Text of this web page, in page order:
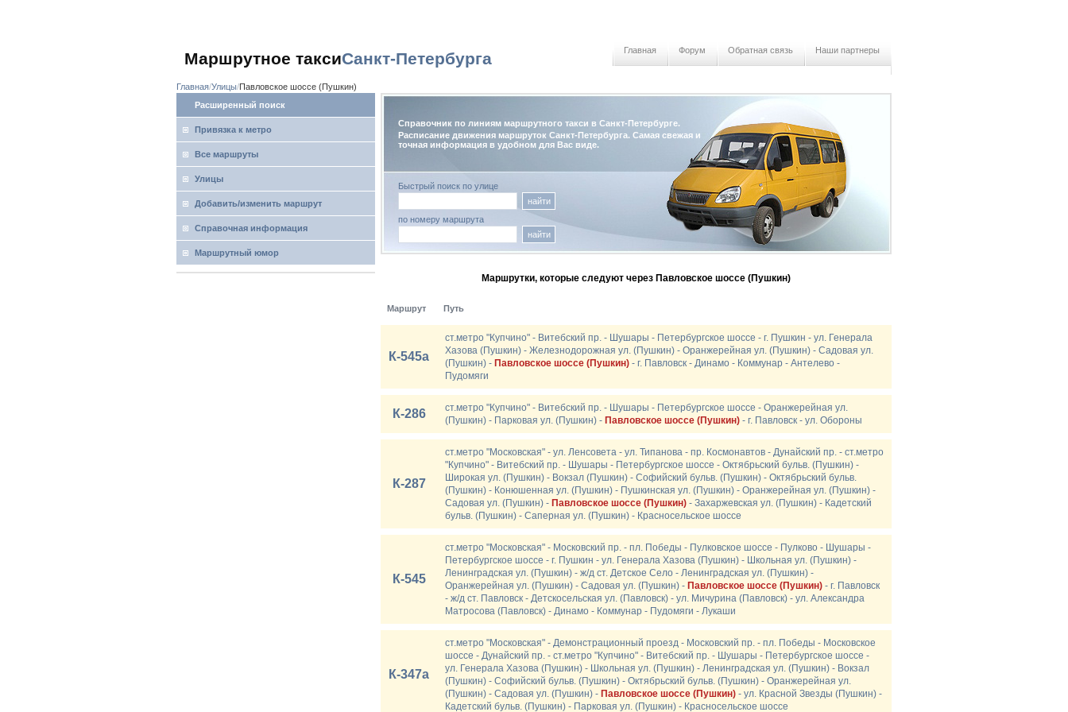
Маршрутное таксиСанкт-Петербурга Главная Форум Обратная связь Наши партнеры
Главная Улицы Павловское шоссе (Пушкин)
Расширенный поиск
Привязка к метро
Все маршруты
Улицы
Добавить/изменить маршрут
Справочная информация
Маршрутный юмор
Справочник по линиям маршрутного такси в Санкт-Петербурге.
Расписание движения маршруток Санкт-Петербурга. Самая свежая и
точная информация в удобном для Вас виде.
Быстрый поиск по улице
найти
по номеру маршрута
найти
Маршрутки, которые следуют через Павловское шоссе (Пушкин)
Маршрут Путь
К-545а
ст.метро "Купчино" - Витебский пр. - Шушары - Петербургское шоссе - г. Пушкин - ул. Генерала
Хазова (Пушкин) - Железнодорожная ул. (Пушкин) - Оранжерейная ул. (Пушкин) - Садовая ул.
(Пушкин) - Павловское шоссе (Пушкин) - г. Павловск - Динамо - Коммунар - Антелево -
Пудомяги
К-286
ст.метро "Купчино" - Витебский пр. - Шушары - Петербургское шоссе - Оранжерейная ул.
(Пушкин) - Парковая ул. (Пушкин) - Павловское шоссе (Пушкин) - г. Павловск - ул. Обороны
К-287
ст.метро "Московская" - ул. Ленсовета - ул. Типанова - пр. Космонавтов - Дунайский пр. - ст.метро
"Купчино" - Витебский пр. - Шушары - Петербургское шоссе - Октябрьский бульв. (Пушкин) -
Широкая ул. (Пушкин) - Вокзал (Пушкин) - Софийский бульв. (Пушкин) - Октябрьский бульв.
(Пушкин) - Конюшенная ул. (Пушкин) - Пушкинская ул. (Пушкин) - Оранжерейная ул. (Пушкин) -
Садовая ул. (Пушкин) - Павловское шоссе (Пушкин) - Захаржевская ул. (Пушкин) - Кадетский
бульв. (Пушкин) - Саперная ул. (Пушкин) - Красносельское шоссе
К-545
ст.метро "Московская" - Московский пр. - пл. Победы - Пулковское шоссе - Пулково - Шушары -
Петербургское шоссе - г. Пушкин - ул. Генерала Хазова (Пушкин) - Школьная ул. (Пушкин) -
Ленинградская ул. (Пушкин) - ж/д ст. Детское Село - Ленинградская ул. (Пушкин) -
Оранжерейная ул. (Пушкин) - Садовая ул. (Пушкин) - Павловское шоссе (Пушкин) - г. Павловск
- ж/д ст. Павловск - Детскосельская ул. (Павловск) - ул. Мичурина (Павловск) - ул. Александра
Матросова (Павловск) - Динамо - Коммунар - Пудомяги - Лукаши
К-347а
ст.метро "Московская" - Демонстрационный проезд - Московский пр. - пл. Победы - Московское
шоссе - Дунайский пр. - ст.метро "Купчино" - Витебский пр. - Шушары - Петербургское шоссе -
ул. Генерала Хазова (Пушкин) - Школьная ул. (Пушкин) - Ленинградская ул. (Пушкин) - Вокзал
(Пушкин) - Софийский бульв. (Пушкин) - Октябрьский бульв. (Пушкин) - Оранжерейная ул.
(Пушкин) - Садовая ул. (Пушкин) - Павловское шоссе (Пушкин) - ул. Красной Звезды (Пушкин) -
Кадетский бульв. (Пушкин) - Парковая ул. (Пушкин) - Красносельское шоссе